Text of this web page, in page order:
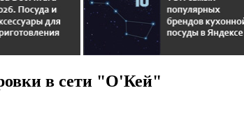
в сети "О'Кей"